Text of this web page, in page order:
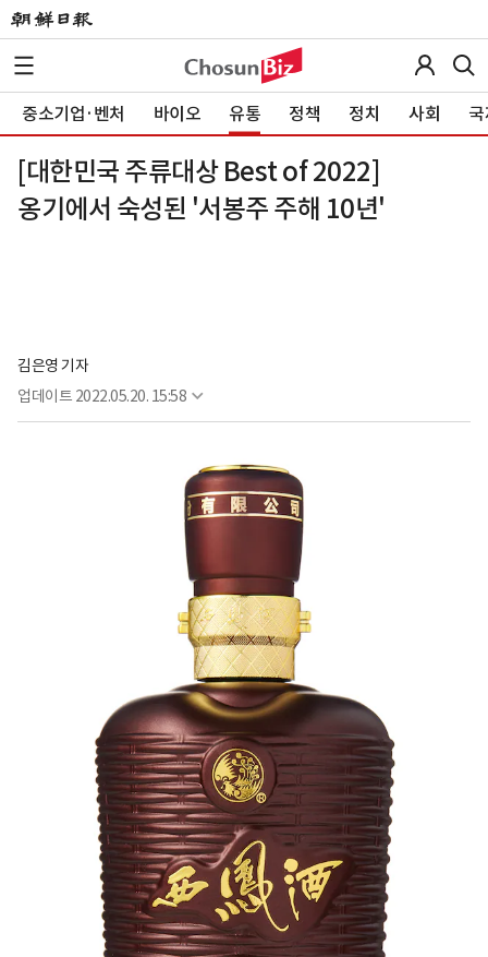
중소기업·벤처 바이오 유통 정책 정치 사회
[대한민국 주류대상 Best of 2022]
옹기에서 숙성된 '서봉주 주해 10년'
김은영 기자
업데이트 2022.05.20. 15:58